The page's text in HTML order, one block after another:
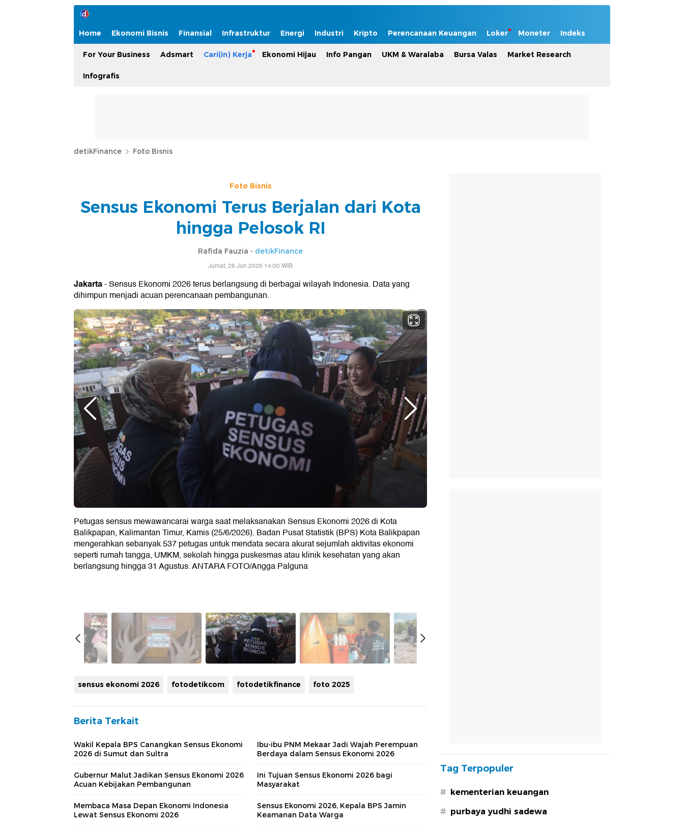
Home Ekonomi Bisnis Finansial Infrastruktur Energi Industri Kripto Perencanaan Keuangan Loker Moneter Indeks
For Your Business Adsmart Cari(in) Kerja Ekonomi Hijau Info Pangan UKM & Waralaba Bursa Valas Market Research
Infografis
detikFinance Foto Bisnis
Foto Bisnis
Sensus Ekonomi Terus Berjalan dari Kota
hingga Pelosok RI
Rafida Fauzia - detikFinance
Jumat, 26 Jun 2026 14:00 WIB
Jakarta- Sensus Ekonomi 2026 terus berlangsung di berbagai wilayah Indonesia. Data yang
dihimpun menjadi acuan perencanaan pembangunan.
Petugas sensus mewawancarai warga saat melaksanakan Sensus Ekonomi 2026 di Kota
Balikpapan, Kalimantan Timur, Kamis (25/6/2026). Badan Pusat Statistik (BPS) Kota Balikpapan
mengerahkan sebanyak 537 petugas untuk mendata secara akurat sejumlah aktivitas ekonomi
seperti rumah tangga, UMKM, sekolah hingga puskesmas atau klinik kesehatan yang akan
berlangsung hingga 31 Agustus. ANTARA FOTO/Angga Palguna
sensus ekonomi 2026 fotodetikcom fotodetikfinance foto 2025
Berita Terkait
Wakil Kepala BPS Canangkan Sensus Ekonomi
2026 di Sumut dan Sultra
Ibu-ibu PNM Mekaar Jadi Wajah Perempuan
Berdaya dalam Sensus Ekonomi 2026
Gubernur Malut Jadikan Sensus Ekonomi 2026
Acuan Kebijakan Pembangunan
Ini Tujuan Sensus Ekonomi 2026 bagi
Masyarakat
Membaca Masa Depan Ekonomi Indonesia
Lewat Sensus Ekonomi 2026
Sensus Ekonomi 2026, Kepala BPS Jamin
Keamanan Data Warga
Tag Terpopuler
# kementerian keuangan
# purbaya yudhi sadewa